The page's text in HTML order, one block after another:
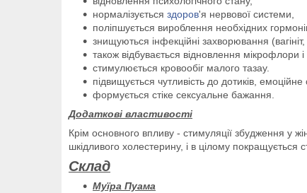
нормалізується здоров'я нервової системи,
поліпшується вироблення необхідних
знищуються інфекційні захворювання (вагініт,
також відбувається відновлення мікрофлори
стимулюється кровообіг малого тазау.
підвищується чутливість до дотиків,
формується стіке сексуальне бажання.
Додаткові властивості
Крім основного впливу - стимуляції збудження у
шкідливого холестерину, і в цілому покращується
Склад
Муїра Пуама